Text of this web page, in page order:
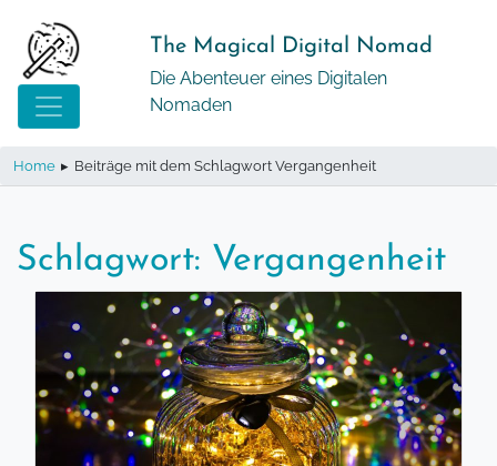
zum
Inhalt
The Magical Digital Nomad
Die Abenteuer eines Digitalen
Nomaden
Home ▸ Beiträge mit dem Schlagwort Vergangenheit
Schlagwort: Vergangenheit